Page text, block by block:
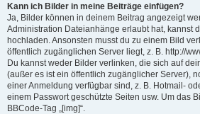
Kann ich Bilder in meine Beiträge einfügen?
Ja, Bilder können in deinem Beitrag angezeigt
Administration Dateianhänge erlaubt hat, kannst
hochladen. Ansonsten musst du zu einem Bild
öffentlich zugänglichen Server liegt, z. B. http://
Du kannst weder Bilder verlinken, die sich auf
(außer es ist ein öffentlich zugänglicher Server),
einer Anmeldung verfügbar sind, z. B. Hotmail-
einem Passwort geschützte Seiten usw. Um das
BBCode-Tag „[img]“.